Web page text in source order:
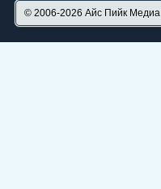
© 2006-2026 Айс Пийк Медиа